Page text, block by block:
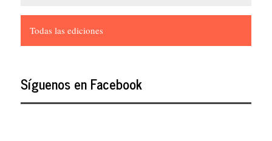
Todas las ediciones
Síguenos en Facebook